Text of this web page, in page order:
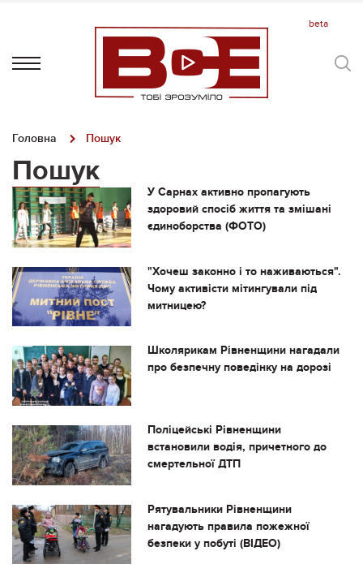
Головна Пошук
Пошук
У Сарнах активно пропагують
здоровий спосіб життя та змішані
єдиноборства (ФОТО)
"Хочеш законно і то наживаються".
Чому активісти мітингували під
митницею?
Школярикам Рівненщини нагадали
про безпечну поведінку на дорозі
Поліцейські Рівненщини
встановили водія, причетного до
смертельної ДТП
Рятувальники Рівненщини
нагадують правила пожежної
безпеки у побуті (ВІДЕО)